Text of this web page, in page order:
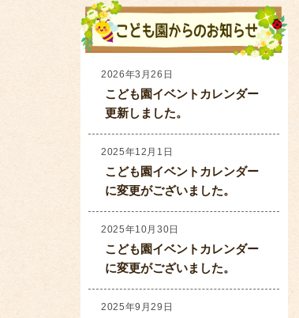
2026年3月26日
こども園イベントカレンダー
更新しました。
2025年12月1日
こども園イベントカレンダー
に変更がございました。
2025年10月30日
こども園イベントカレンダー
に変更がございました。
2025年9月29日